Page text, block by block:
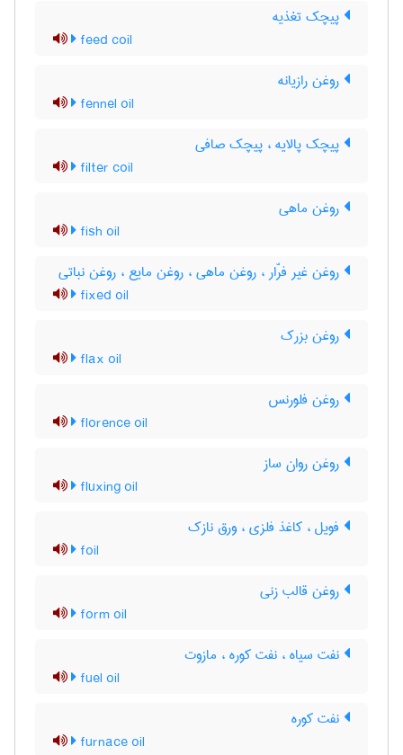
پیچک تغذیه
feed coil
روغن رازیانه
fennel oil
پیچک پالایه ، پیچک صافی
filter coil
روغن ماهی
fish oil
روغن غیر فرّار ، روغن ماهی ، روغن مایع ، روغن نباتی
fixed oil
روغن بزرک
flax oil
روغن فلورنس
florence oil
روغن روان ساز
fluxing oil
فویل ، کاغذ فلزی ، ورق نازک
foil
روغن قالب زنی
form oil
نفت سیاه ، نفت کوره ، مازوت
fuel oil
نفت کوره
furnace oil